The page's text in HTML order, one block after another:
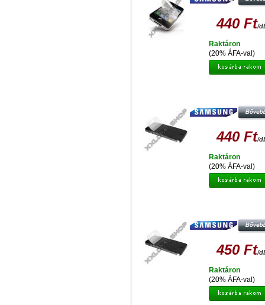
440 Ft/
(20% ÁFA-val)
Raktáron
ADVANCE
440 Ft/
(20% ÁFA-val)
Raktáron
MEGA 6.3
450 Ft/
(20% ÁFA-val)
Raktáron